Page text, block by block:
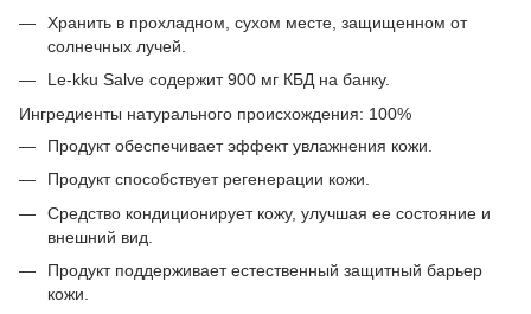
Хранить в прохладном, сухом месте, защищенном от
солнечных лучей.
Le-kku Salve содержит 900 мг КБД на банку.
Ингредиенты натурального происхождения: 100%
Продукт обеспечивает эффект увлажнения кожи.
Продукт способствует регенерации кожи.
Средство кондиционирует кожу, улучшая ее состояние и
внешний вид.
Продукт поддерживает естественный защитный барьер
кожи.